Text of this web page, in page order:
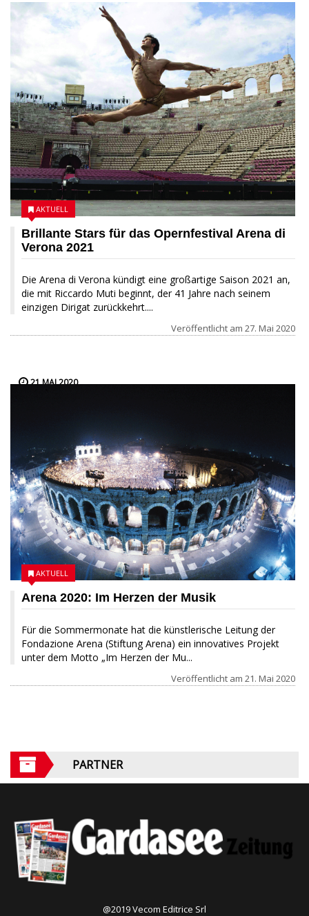
Brillante Stars für das Opernfestival Arena di
Verona 2021
Die Arena di Verona kündigt eine großartige Saison 2021 an,
die mit Riccardo Muti beginnt, der 41 Jahre nach seinem
einzigen Dirigat zurückkehrt....
AKTUELL
Veröffentlicht am 27. Mai 2020
21 MAI 2020
Arena 2020: Im Herzen der Musik
Für die Sommermonate hat die künstlerische Leitung der
Fondazione Arena (Stiftung Arena) ein innovatives Projekt
unter dem Motto „Im Herzen der Mu...
AKTUELL
Veröffentlicht am 21. Mai 2020
PARTNER
@2019 Vecom Editrice Srl